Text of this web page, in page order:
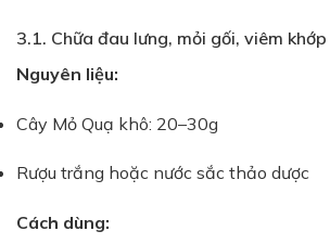
3.1. Chữa đau lưng, mỏi gối, viêm khớp
Nguyên liệu:
Cây Mỏ Quạ khô: 20–30g
Rượu trắng hoặc nước sắc thảo dược
Cách dùng: